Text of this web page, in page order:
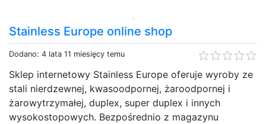
Stainless Europe online shop
Dodano: 4 lata 11 miesięcy temu
Sklep internetowy Stainless Europe oferuje wyroby ze
stali nierdzewnej, kwasoodpornej, żaroodpornej i
żarowytrzymałej, duplex, super duplex i innych
wysokostopowych. Bezpośrednio z magazynu